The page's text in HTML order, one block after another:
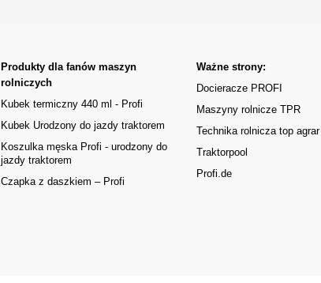
Produkty dla fanów maszyn
rolniczych
Kubek termiczny 440 ml - Profi
Kubek Urodzony do jazdy traktorem
Koszulka męska Profi - urodzony do
jazdy traktorem
Czapka z daszkiem – Profi
Ważne strony:
Docieracze PROFI
Maszyny rolnicze TPR
Technika rolnicza top agrar
Traktorpool
Profi.de